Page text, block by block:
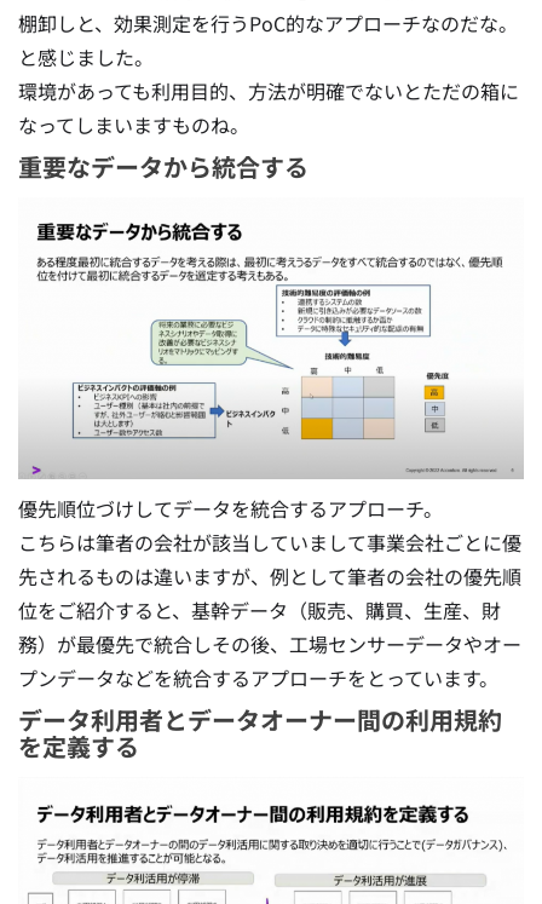
棚卸しと、効果測定を行うPoC的なアプローチなのだな。
と感じました。
環境があっても利用目的、方法が明確でないとただの箱に
なってしまいますものね。
重要なデータから統合する
優先順位づけしてデータを統合するアプローチ。
こちらは筆者の会社が該当していまして事業会社ごとに優
先されるものは違いますが、例として筆者の会社の優先順
位をご紹介すると、基幹データ（販売、購買、生産、財
務）が最優先で統合しその後、工場センサーデータやオー
プンデータなどを統合するアプローチをとっています。
データ利用者とデータオーナー間の利用規約
を定義する